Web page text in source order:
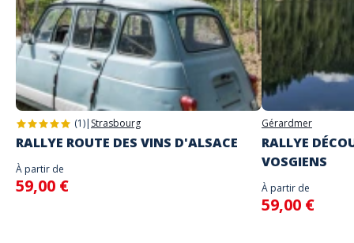
Le lieu de départ sera précisé avec envoi des instructions de jeu
N'entrez les identifiants communiqués que lorsque vous serez sur place
et prêts à commencer le jeu car la partie commencera
Langues parlées
Anglais, Français
Adresse
Activité autonome
Place du Triangle de l'Amitié, Chamonix-Mont-Blanc, France
(1)| Strasbourg
RALLYE ROUTE DES VINS D'ALSACE
À partir de
59,00 €
Gérardmer
RALLYE
VOSGIENS
À partir de
59,00 €